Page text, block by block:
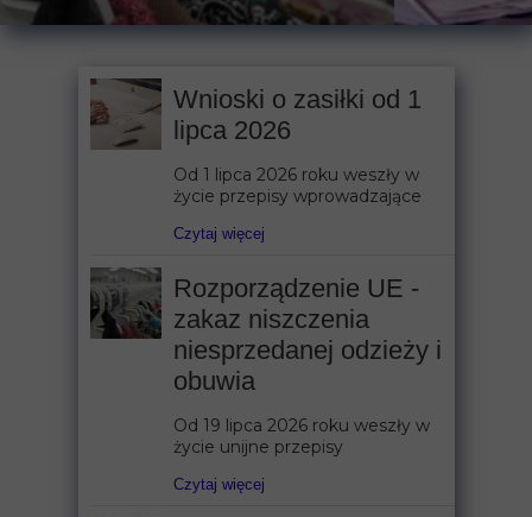
Wnioski o zasiłki od 1
lipca 2026
Od 1 lipca 2026 roku weszły w
życie przepisy wprowadzające
Czytaj więcej
Rozporządzenie UE -
zakaz niszczenia
niesprzedanej odzieży i
obuwia
Od 19 lipca 2026 roku weszły w
życie unijne przepisy
Czytaj więcej